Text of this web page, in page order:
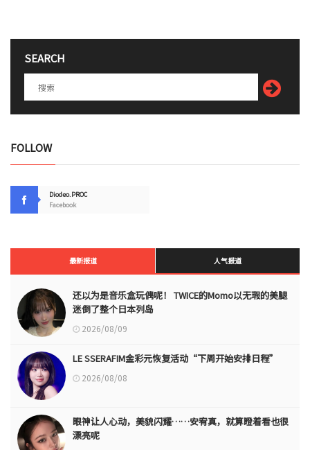
SEARCH
FOLLOW
Diodeo.PROC
Facebook
最新报道 人气报道
还以为是音乐盒玩偶呢！ TWICE的Momo以无瑕的美腿
迷倒了整个日本列岛
2026/08/09
LE SSERAFIM金彩元恢复活动“下周开始安排日程”
2026/08/08
眼神让人心动，美貌闪耀……安宥真，就算瞪着看也很
漂亮呢